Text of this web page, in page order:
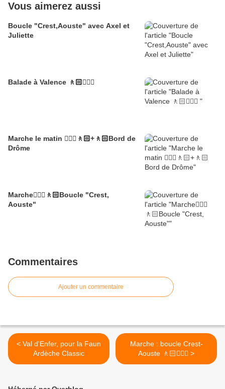
Vous aimerez aussi
Boucle "Crest,Aouste" avec Axel et
Juliette
Balade à Valence 🚶🏻🚶🏼‍♂️
Marche le matin 🚶🏼‍♂️🚶🏻+🚶🏻Bord de
Drôme
Marche🚶🏼‍♂️🚶🏻Boucle "Crest,
Aouste"
Commentaires
Ajouter un commentaire
< Val d'Enfer, pour la Faun
Ardèche Classic
Marche : boucle Crest-
Aouste 🚶🏻🚶🏼‍♂️ >